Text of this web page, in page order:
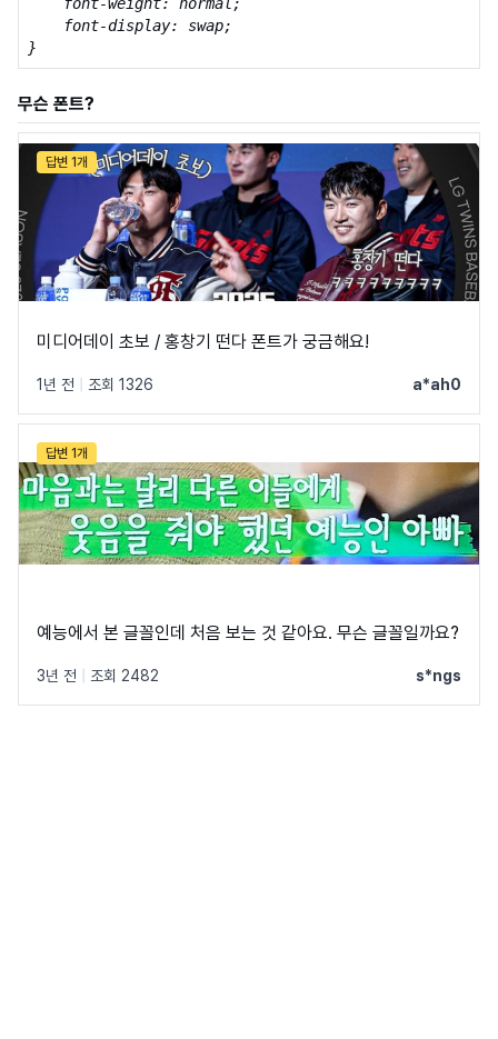
    font-display: swap;
}
무슨 폰트?
답변 1개
미디어데이 초보 / 홍창기 떤다 폰트가 궁금해요!
1년 전 조회 1326 a*ah0
답변 1개
예능에서 본 글꼴인데 처음 보는 것 같아요. 무슨 글꼴일까요?
3년 전 조회 2482 s*ngs